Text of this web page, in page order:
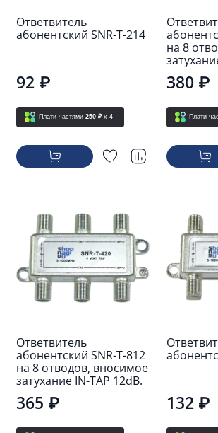
Ответвитель
абонентский SNR-T-214
92 ₽
Плати частями 250 ₽ x 4
на 8
380 ₽
Плати
Ответвитель
абонентский SNR-T-812
на 8 отводов, вносимое
затухание IN-TAP 12dB.
365 ₽ 132 ₽